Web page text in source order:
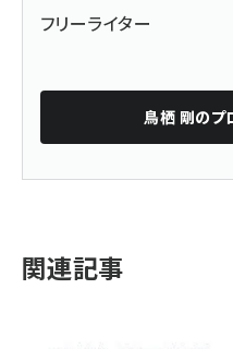
フリーライター
鳥栖 剛のプ
関連記事